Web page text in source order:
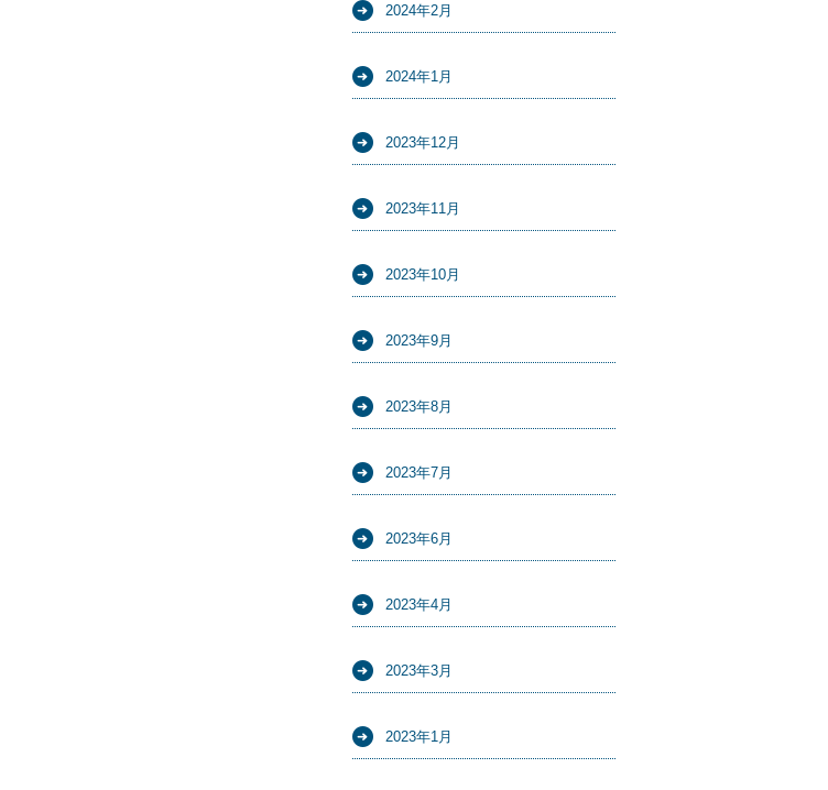
2024年2月
2024年1月
2023年12月
2023年11月
2023年10月
2023年9月
2023年8月
2023年7月
2023年6月
2023年4月
2023年3月
2023年1月